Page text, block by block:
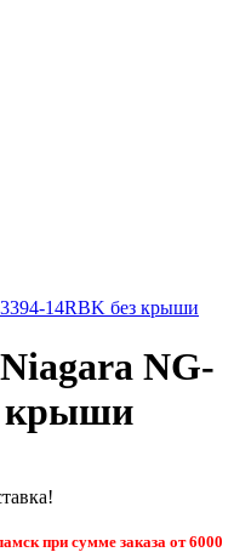
14RBK без крыши
NG-
крыши
при сумме заказа от 6000